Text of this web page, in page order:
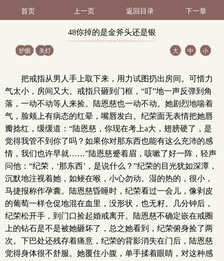
首页 上一页 返回目录 下一章
48你掉的是金斧头还是银
护眼 关灯 大 中 小
把戒指从男人手上取下来，用力试图扔出房间。可惜力
气太小，房间又大。戒指只砸到门框，“叮”地一声反弹到角
落，一动不动等人来捡。陆恩慈也一动不动。她剧烈地喘着
气，脸颊上有病态的红晕，嘴唇发白。纪荣面无表情把她唇
瓣捻红，缓缓道：“陆恩慈，你现在考上a大，翅膀硬了，是
觉得我管不到你了吗？如果你对那东西也能有这么充沛的感
情，我们也许早就……”陆恩慈蹙着眉，咳嗽了好一阵，轻声
问他：“纪荣，‘那东西’，是说什么？”纪荣的目光犹如深潭，
沉默地注视着她，如鲠在喉，小心勿动。湿的热的，很小，
马捷报称作孕囊。陆恩慈昏睡时，纪荣看过一会儿，像剥皮
的葡萄一样仓促地混在血里，没形状，也无籽。几分钟后，
纪荣松开手，到门口捡起婚戒离开。陆恩慈不确定嵌在戒圈
上的钻石是不是被她砸坏了，总之她看到，纪荣俯身捡了两
次。下巴处还残存着痛意，纪荣的背影消失在门后，陆恩慈
觉得身体很不舒服。她覆住小腹，单手揉着眼睛，对这种感